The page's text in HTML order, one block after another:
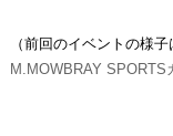
（前回のイベントの様
M.MOWBRAY SPORTS